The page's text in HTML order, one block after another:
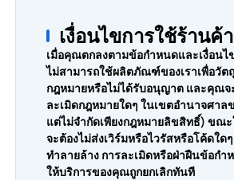
เงื่อนไขการใช้ร้านค้
เมื่อคุณตกลงตามข้อกำหนดและเงื่อนไ
ไม่สามารถใช้ผลิตภัณฑ์ของเราเพื่อวัต
กฎหมายหรือไม่ได้รับอนุญาต และคุณจ
ละเมิดกฎหมายใดๆ ในเขตอำนาจศา
แต่ไม่จำกัดเพียงกฎหมายลิขสิทธิ์) ขณ
จะต้องไม่ส่งเวิร์มหรือไวรัสหรือโค้ดใ
ทำลายล้าง การละเมิดหรือฝ่าฝืนข้อกำ
ให้บริการของคุณถูกยกเลิกทันที